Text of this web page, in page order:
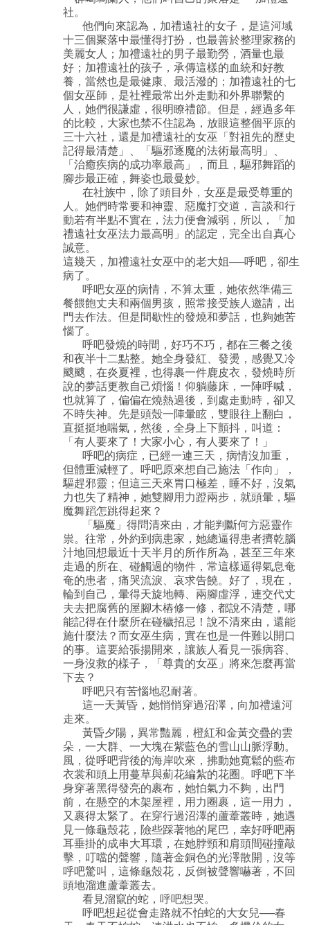
社。
他們向來認為，加禮遠社的女子，是這河域
十三個聚落中最懂得打扮，也最善於整理家務的
美麗女人；加禮遠社的男子最勤勞，酒量也最
好；加禮遠社的孩子，承傳這樣的血統和好教
養，當然也是最健康、最活潑的；加禮遠社的七
個女巫師，是社裡最常出外走動和外界聯繫的
人，她們很謙虛，很明瞭禮節。但是，經過多年
的比較，大家也禁不住認為，放眼這整個平原的
三十六社，還是加禮遠社的女巫「對祖先的歷史
記得最清楚」、「驅邪逐魔的法術最高明」、
「治癒疾病的成功率最高」，而且，驅邪舞蹈的
腳步最正確，舞姿也最曼妙。
在社族中，除了頭目外，女巫是最受尊重的
人。她們時常要和神靈、惡魔打交道，言談和行
動若有半點不實在，法力便會減弱，所以，「加
禮遠社女巫法力最高明」的認定，完全出自真心
誠意。
這幾天，加禮遠社女巫中的老大姐──呼吧，卻生
病了。
呼吧女巫的病情，不算太重，她依然準備三
餐餵飽丈夫和兩個男孩，照常接受族人邀請，出
門去作法。但是間歇性的發燒和夢話，也夠她苦
惱了。
呼吧發燒的時間，好巧不巧，都在三餐之後
和夜半十二點整。她全身發紅、發燙，感覺又冷
颼颼，在炎夏裡，也得裹一件鹿皮衣，發燒時所
說的夢話更教自己煩惱！仰躺藤床，一陣呼喊，
也就算了，偏偏在燒熱過後，到處走動時，卻又
不時失神。先是頭殼一陣暈眩，雙眼往上翻白，
直挺挺地喘氣，然後，全身上下顫抖，叫道：
「有人要來了！大家小心，有人要來了！」
呼吧的病症，已經一連三天，病情沒加重，
但體重減輕了。呼吧原來想自己施法「作向」，
驅趕邪靈；但這三天來胃口極差，睡不好，沒氣
力也失了精神，她雙腳用力蹬兩步，就頭暈，驅
魔舞蹈怎跳得起來？
「驅魔」得問清來由，才能判斷何方惡靈作
祟。往常，外約到病患家，她總逼得患者擠乾腦
汁地回想最近十天半月的所作所為，甚至三年來
走過的所在、碰觸過的物件，常這樣逼得氣息奄
奄的患者，痛哭流淚、哀求告饒。好了，現在，
輪到自己，暈得天旋地轉、兩腳虛浮，連交代丈
夫去把腐舊的屋腳木樁修一修，都說不清楚，哪
能記得在什麼所在碰穢招忌！說不清來由，還能
施什麼法？而女巫生病，實在也是一件難以開口
的事。這要給張揚開來，讓族人看見一張病容、
一身沒救的樣子，「尊貴的女巫」將來怎麼再當
下去？
呼吧只有苦惱地忍耐著。
這一天黃昏，她悄悄穿過沼澤，向加禮遠河
走來。
黃昏夕陽，異常豔麗，橙紅和金黃交疊的雲
朵，一大群、一大塊在紫藍色的雪山山脈浮動。
風，從呼吧背後的海岸吹來，拂動她寬鬆的藍布
衣裳和頭上用蔓草與薊花編紮的花圈。呼吧下半
身穿著黑得發亮的裹布，她怕氣力不夠，出門
前，在懸空的木架屋裡，用力圈裹，這一用力，
又裹得太緊了。在穿行過沼澤的蘆葦叢時，她遇
見一條龜殼花，險些踩著牠的尾巴，幸好呼吧兩
耳垂掛的成串大耳環，在她脖頸和肩頭間碰撞敲
擊，叮噹的聲響，隨著金銅色的光澤散開，沒等
呼吧驚叫，這條龜殼花，反倒被聲響嚇著，不回
頭地溜進蘆葦叢去。
看見溜竄的蛇，呼吧想哭。
呼吧想起從會走路就不怕蛇的大女兒──春